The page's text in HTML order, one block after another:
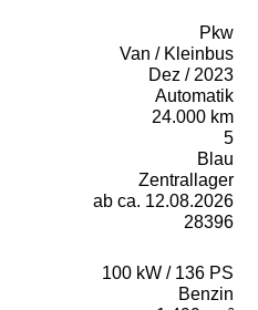
Pkw
Van / Kleinbus
Dez / 2023
Automatik
24.000 km
5
Blau
Zentrallager
ab ca. 12.08.2026
28396
100 kW / 136 PS
Benzin